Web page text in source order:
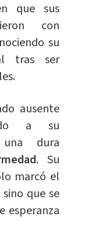
que sus
con
su
tras ser
ausente
a su
dura
. Su
marcó el
sino que se
esperanza